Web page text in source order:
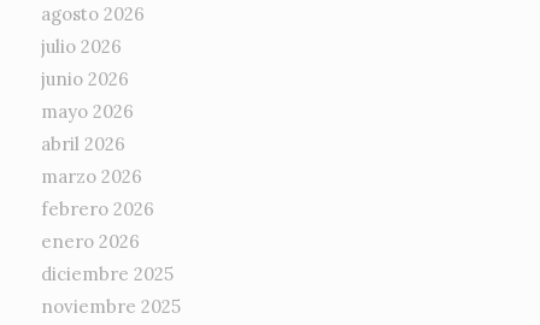
agosto 2026
julio 2026
junio 2026
mayo 2026
abril 2026
marzo 2026
febrero 2026
enero 2026
diciembre 2025
noviembre 2025